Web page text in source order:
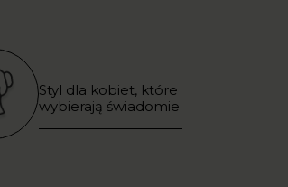
Styl dla kobiet, które
wybierają świadomie